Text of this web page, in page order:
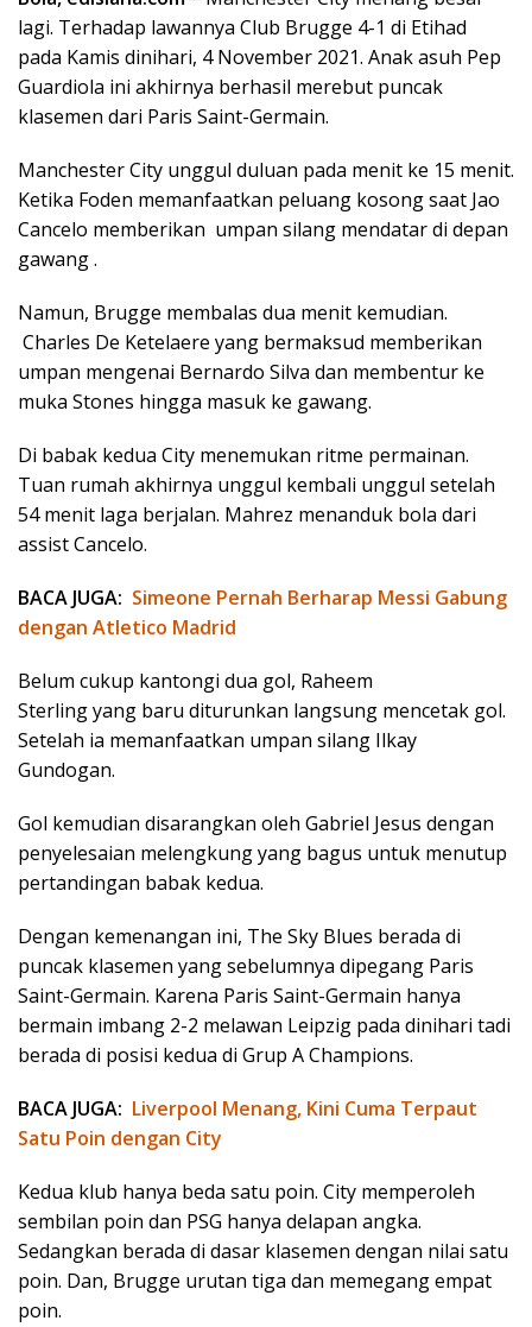
lagi. Terhadap lawannya Club Brugge 4-1 di Etihad
pada Kamis dinihari, 4 November 2021. Anak asuh Pep
Guardiola ini akhirnya berhasil merebut puncak
klasemen dari Paris Saint-Germain.
Manchester City unggul duluan pada menit ke 15 menit.
Ketika Foden memanfaatkan peluang kosong saat Jao
Cancelo memberikan umpan silang mendatar di depan
gawang .
Namun, Brugge membalas dua menit kemudian.
Charles De Ketelaere yang bermaksud memberikan
umpan mengenai Bernardo Silva dan membentur ke
muka Stones hingga masuk ke gawang.
Di babak kedua City menemukan ritme permainan.
Tuan rumah akhirnya unggul kembali unggul setelah
54 menit laga berjalan. Mahrez menanduk bola dari
assist Cancelo.
BACA JUGA: Simeone Pernah Berharap Messi Gabung
dengan Atletico Madrid
Belum cukup kantongi dua gol, Raheem
Sterling yang baru diturunkan langsung mencetak gol.
Setelah ia memanfaatkan umpan silang Ilkay
Gundogan.
Gol kemudian disarangkan oleh Gabriel Jesus dengan
penyelesaian melengkung yang bagus untuk menutup
pertandingan babak kedua.
Dengan kemenangan ini, The Sky Blues berada di
puncak klasemen yang sebelumnya dipegang Paris
Saint-Germain. Karena Paris Saint-Germain hanya
bermain imbang 2-2 melawan Leipzig pada dinihari tadi
berada di posisi kedua di Grup A Champions.
BACA JUGA: Liverpool Menang, Kini Cuma Terpaut
Satu Poin dengan City
Kedua klub hanya beda satu poin. City memperoleh
sembilan poin dan PSG hanya delapan angka.
Sedangkan berada di dasar klasemen dengan nilai satu
poin. Dan, Brugge urutan tiga dan memegang empat
poin.